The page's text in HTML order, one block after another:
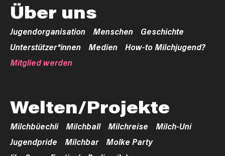
Über uns
Jugendorganisation Menschen
Geschichte
Unterstützer*innen
Medien
How-to Milchjugend?
Mitglied werden
Welten/Projekte
Milchbüechli Milchball Milchreise
Milch-Uni
Jugendpride
Milchbar
Molke Party